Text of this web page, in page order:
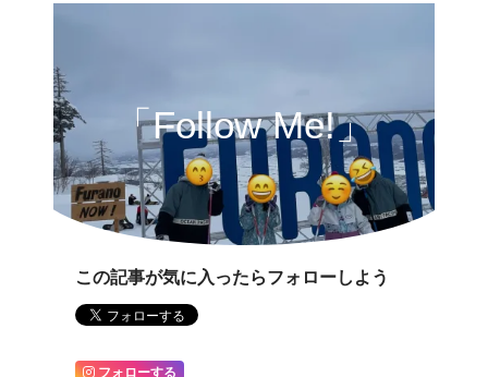
「Follow Me!」
この記事が気に入ったらフォローしよう
フォローする